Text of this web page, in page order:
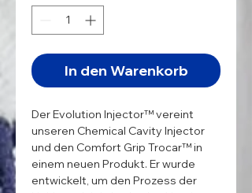
In den Warenkorb
Der Evolution Injector™ vereint
unseren Chemical Cavity Injector
und den Comfort Grip Trocar™ in
einem neuen Produkt. Er wurde
entwickelt, um den Prozess der